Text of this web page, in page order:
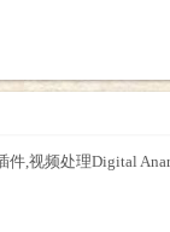
,视频处理Digital